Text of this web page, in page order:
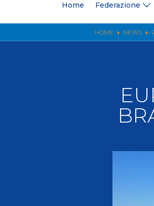
Home Federazione
HOME NEWS
News